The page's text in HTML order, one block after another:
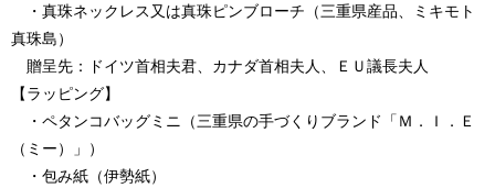
・真珠ネックレス又は真珠ピンブローチ（三重県産品、ミキモト
真珠島）
贈呈先：ドイツ首相夫君、カナダ首相夫人、ＥＵ議長夫人
【ラッピング】
・ペタンコバッグミニ（三重県の手づくりブランド「Ｍ．Ｉ．Ｅ
（ミー）」）
・包み紙（伊勢紙）